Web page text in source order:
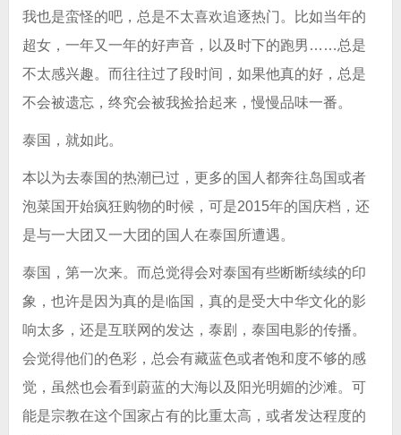
我也是蛮怪的吧，总是不太喜欢追逐热门。比如当年的
超女，一年又一年的好声音，以及时下的跑男……总是
不太感兴趣。而往往过了段时间，如果他真的好，总是
不会被遗忘，终究会被我捡拾起来，慢慢品味一番。
泰国，就如此。
本以为去泰国的热潮已过，更多的国人都奔往岛国或者
泡菜国开始疯狂购物的时候，可是2015年的国庆档，还
是与一大团又一大团的国人在泰国所遭遇。
泰国，第一次来。而总觉得会对泰国有些断断续续的印
象，也许是因为真的是临国，真的是受大中华文化的影
响太多，还是互联网的发达，泰剧，泰国电影的传播。
会觉得他们的色彩，总会有藏蓝色或者饱和度不够的感
觉，虽然也会看到蔚蓝的大海以及阳光明媚的沙滩。可
能是宗教在这个国家占有的比重太高，或者发达程度的